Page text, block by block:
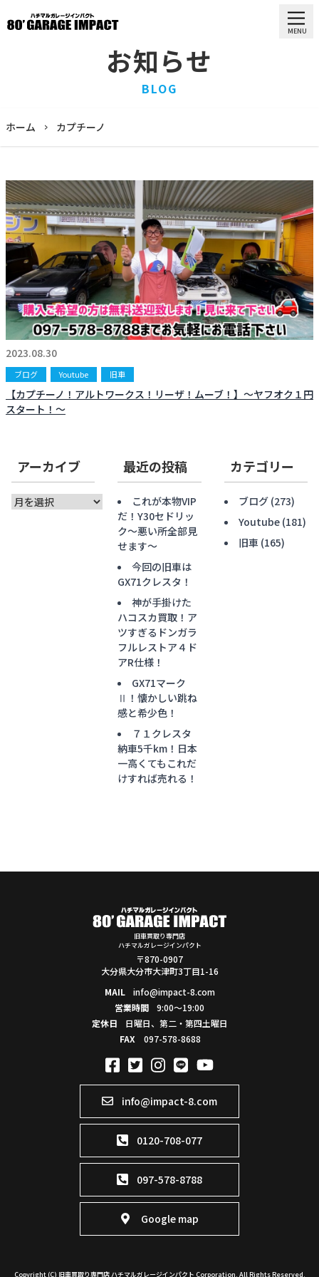
MENU
HOME
ホーム
RECRUIT
求人情報
STAFF
スタッフ
COMPANY
会社概要
BLOG
お知らせ
お知らせ
BLOG
ホーム カプチーノ
2023.08.30
ブログ Youtube 旧車
【カプチーノ！アルトワークス！リーザ！ムーブ！】〜ヤフオク１円
スタート！〜
アーカイブ
ア
最近の投稿
これが本物VIP
だ！Y30セドリッ
ク〜悪い所全部見
せます〜
今回の旧車は
GX71クレスタ！
神が手掛けた
ハコスカ買取！ア
ツすぎるドンガラ
フルレストア４ド
アR仕様！
GX71マーク
Ⅱ！懐かしい跳ね
感と希少色！
７１クレスタ
納車5千km！日本
一高くてもこれだ
けすれば売れる！
カテゴリー
ブログ(273)
Youtube(181)
旧車 (165)
旧車買取り専門店
ハチマルガレージインパクト
〒870-0907
大分県大分市大津町3丁目1-16
MAIL
info@impact-8.com
営業時間
9:00～19:00
定休日
日曜日、第二・第四土曜日
FAX
097-578-8688
info@impact-8.com
0120-708-077
097-578-8788
Google map
Copyright (C) 旧車買取り専門店 ハチマルガレージインパクト Corporation. All Rights Reserved.